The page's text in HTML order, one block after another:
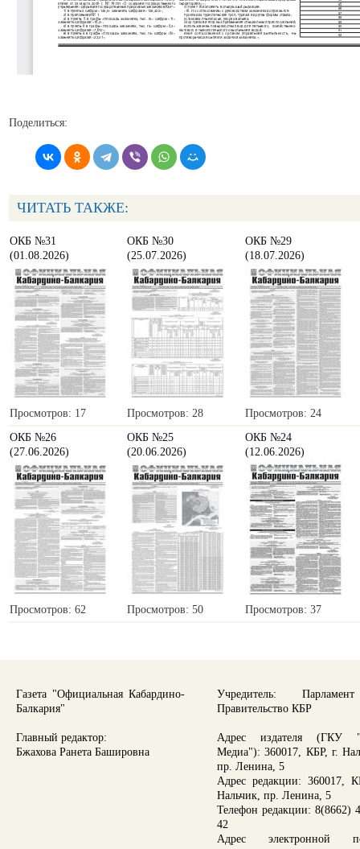
Поделиться:
ЧИТАТЬ ТАКЖЕ:
ОКБ №31
(01.08.2026)
Просмотров: 17
ОКБ №30
(25.07.2026)
Просмотров: 28
ОКБ №29
(18.07.2026)
Просмотров: 24
ОКБ №26
(27.06.2026)
Просмотров: 62
ОКБ №25
(20.06.2026)
Просмотров: 50
ОКБ №24
(12.06.2026)
Просмотров: 37
Газета "Официальная Кабардино-
Балкария"
Главный редактор:
Бжахова Ранета Башировна
Учредитель:
Правительство КБР
Адрес издателя (ГКУ
Медиа"): 360017, КБР, г.
пр. Ленина, 5
Адрес редакции: 360017,
Нальчик, пр. Ленина, 5
Телефон редакции: 8(8662)
42
Адрес электронной